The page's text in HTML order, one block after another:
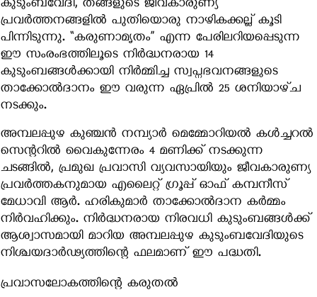
കുടുംബവേദി, തങ്ങളുടെ ജീവകാരുണ്യ
പ്രവർത്തനങ്ങളിൽ പുതിയൊരു നാഴികക്കല്ല് കൂടി
പിന്നിടുന്നു. “കരുണാമൃതം” എന്ന പേരിലറിയപ്പെടുന്ന
ഈ സംരംഭത്തിലൂടെ നിർദ്ധനരായ 14
കുടുംബങ്ങൾക്കായി നിർമ്മിച്ച സ്വപ്നഭവനങ്ങളുടെ
താക്കോൽദാനം ഈ വരുന്ന ഏപ്രിൽ 25 ശനിയാഴ്ച
നടക്കും.
അമ്പലപ്പുഴ കുഞ്ചൻ നമ്പ്യാർ മെമ്മോറിയൽ കൾച്ചറൽ
സെന്ററിൽ വൈകുന്നേരം 4 മണിക്ക് നടക്കുന്ന
ചടങ്ങിൽ, പ്രമുഖ പ്രവാസി വ്യവസായിയും ജീവകാരുണ്യ
പ്രവർത്തകനുമായ എലൈറ്റ് ഗ്രൂപ്പ് ഓഫ് കമ്പനീസ്
മേധാവി ആർ. ഹരികുമാർ താക്കോൽദാന കർമ്മം
നിർവഹിക്കും. നിർദ്ധനരായ നിരവധി കുടുംബങ്ങൾക്ക്
ആശ്വാസമായി മാറിയ അമ്പലപ്പുഴ കുടുംബവേദിയുടെ
നിശ്ചയദാർഢ്യത്തിന്റെ ഫലമാണ് ഈ പദ്ധതി.
പ്രവാസലോകത്തിന്റെ കരുതൽ